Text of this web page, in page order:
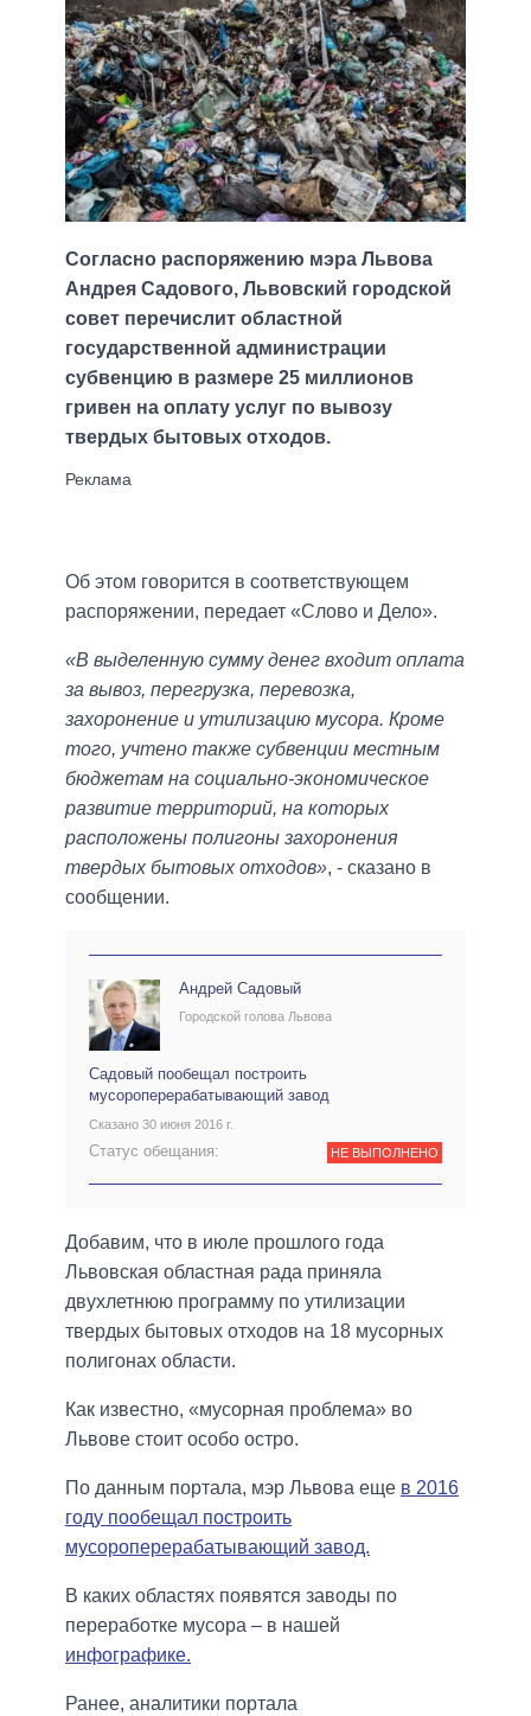
Согласно распоряжению мэра Львова
Андрея Садового, Львовский городской
совет перечислит областной
государственной администрации
субвенцию в размере 25 миллионов
гривен на оплату услуг по вывозу
твердых бытовых отходов.
Об этом говорится в соответствующем
распоряжении, передает «Слово и Дело».
«В выделенную сумму денег входит оплата
за вывоз, перегрузка, перевозка,
захоронение и утилизацию мусора. Кроме
того, учтено также субвенции местным
бюджетам на социально-экономическое
развитие территорий, на которых
расположены полигоны захоронения
твердых бытовых отходов», - сказано в
сообщении.
Андрей Садовый
Городской голова Львова
Садовый пообещал построить
мусороперерабатывающий завод
Сказано 30 июня 2016 г.
Статус обещания: НЕ ВЫПОЛНЕНО
Добавим, что в июле прошлого года
Львовская областная рада приняла
двухлетнюю программу по утилизации
твердых бытовых отходов на 18 мусорных
полигонах области.
Как известно, «мусорная проблема» во
Львове стоит особо остро.
По данным портала, мэр Львова еще в 2016
году пообещал построить
мусороперерабатывающий завод.
В каких областях появятся заводы по
переработке мусора – в нашей
инфографике.
Ранее, аналитики портала